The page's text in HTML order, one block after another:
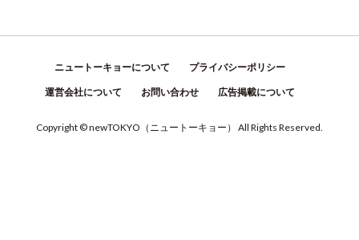
ニュートーキョーについて プライバシーポリシー
運営会社について お問い合わせ 広告掲載について
Copyright © newTOKYO （ ニュートーキョー ） All Rights Reserved.